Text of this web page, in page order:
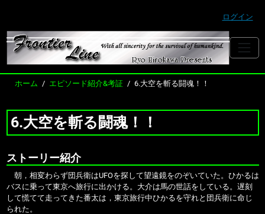
ログイン
ホーム エピソード紹介&考証 6.大空を斬る闘魂！！
6.大空を斬る闘魂！！
ストーリー紹介
朝，相変わらず団兵衛はUFOを探して望遠鏡をのぞいていた。ひかるは
バスに乗って東京へ旅行に出かける。大介は馬の世話をしている。遅刻
して慌てて走ってきた番太は，東京旅行中ひかるを守れと団兵衛に命じ
られた。